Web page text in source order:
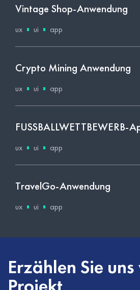
Vintage Shop-Anwendung
ux ui app
Crypto Mining Anwendung
ux ui app
FUSSBALLWETTBEWERB-
ux ui app
TravelGo-Anwendung
ux ui app
Erzählen Sie